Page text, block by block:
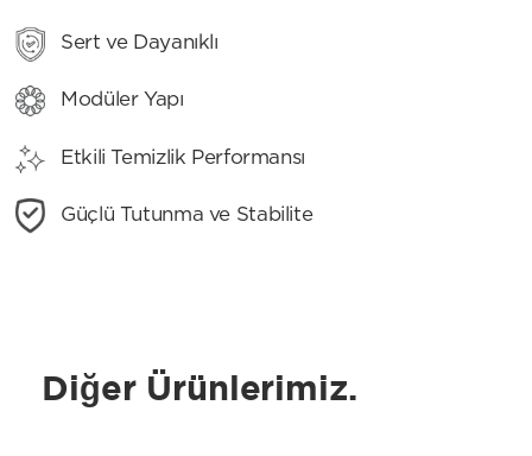
Sert ve Dayanıklı
Modüler Yapı
Etkili Temizlik Performansı
Güçlü Tutunma ve Stabilite
Diğer Ürünlerimiz.